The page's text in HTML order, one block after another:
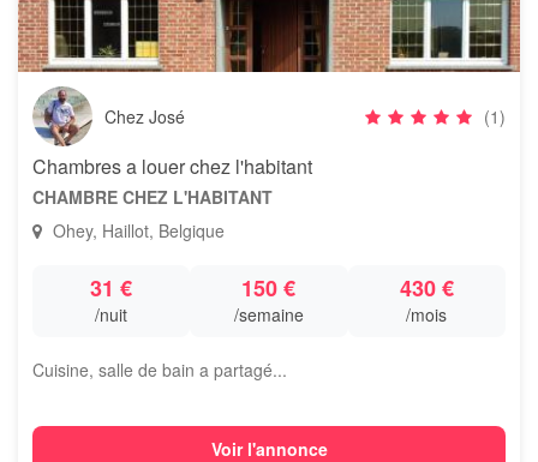
Chez José (1)
Chambres a louer chez l'habitant
CHAMBRE CHEZ L'HABITANT
Ohey, Haillot, Belgique
31 €
/nuit
150 €
/semaine
430 €
/mois
Cuisine, salle de bain a partagé...
Voir l'annonce